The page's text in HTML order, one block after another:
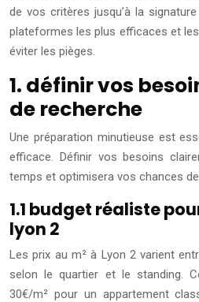
de vos critères jusqu’à la
plateformes les plus efficaces et
éviter les pièges.
1. définir vos
de recherche
Une préparation minutieuse est
efficace. Définir vos besoins
temps et optimisera vos chances
1.1 budget réaliste
lyon 2
Les prix au m² à Lyon 2 varient
selon le quartier et le standing.
30€/m² pour un appartement